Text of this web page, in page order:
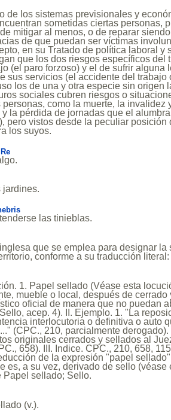
de los sistemas previsionales y
sometidas ciertas personas,
mitigar al menos, o de reparar
de que puedan ser víctimas
en su Tratado de política laboral y
que los dos riesgos específicos del
(el paro forzoso) y el de sufrir alguna
sus servicios (el accidente del trabajo
los de una y otra especie sin origen
sociales cubren riesgos o
como la muerte, la invalidez
la pérdida de jornadas que el
pero vistos desde la peculiar
los suyos.
jardines.
las tinieblas.
que se emplea para designar la
conforme a su traducción
1. Papel sellado (Véase esta
mueble o local, después de
oficial de manera que no puedan
acep. 4). II. Ejemplo. 1. "La
interlocutoria o definitiva o auto
(CPC., 210, parcialmente
originales cerrados y sellados al
658). III. Indice. CPC., 210, 658,
de la expresión "papel
es, a su vez, derivado de sello (véase
Papel sellado; Sello.
(v.).